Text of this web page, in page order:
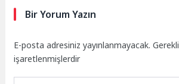
Bir Yorum Yazın
E-posta adresiniz yayınlanmayacak.
işaretlenmişlerdir